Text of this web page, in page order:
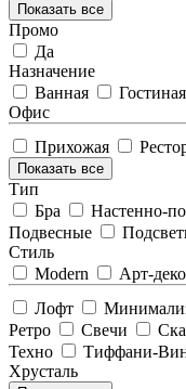
Показать все
Промо
Да
Назначение
Ванная
Гостиная
Офис
Прихожая
Показать все
Тип
Бра
Настенно-
Подвесные
Стиль
Modern
Арт-деко
Лофт
Ретро
Свечи
Техно
Тиффани-
Хрусталь